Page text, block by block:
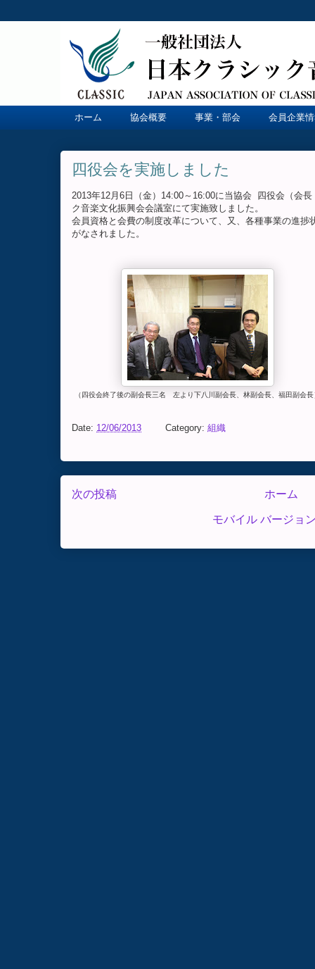
ホーム 協会概要 事業・部会 会員企業
四役会を実施しました
2013年12月6日（金）14:00～16:00に当協会 四役会（会
ク音楽文化振興会会議室にて実施致しました。
会員資格と会費の制度改革について、又、各種事業の進
がなされました。
（四役会終了後の副会長三名 左より下八川副会長、林副会長、福田副会長
Date: 12/06/2013 Category: 組織
次の投稿 ホーム
モバイル バージョ